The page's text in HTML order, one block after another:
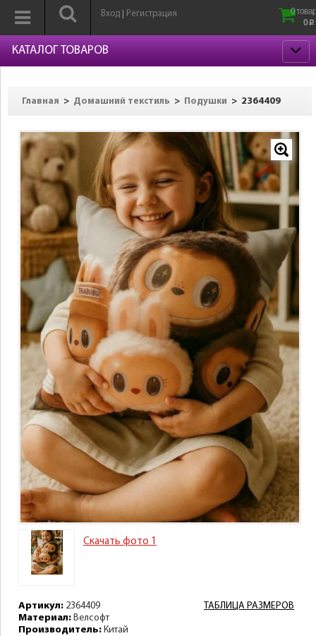
Вход Регистрация
0
0 p
КАТАЛОГ ТОВАРОВ
Главная > Домашний текстиль > Подушки > 2364409
Скачать фото 1
ТАБЛИЦА РАЗМЕРОВ
Артикул: 2364409
Материал: Велсофт
Производитель: Китай